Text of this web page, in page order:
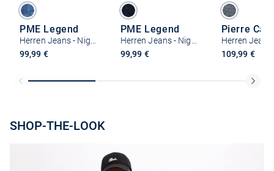
PME Legend
99,99 €
PME Legend
99,99 €
Pierre
109,99 €
SHOP-THE-LOOK